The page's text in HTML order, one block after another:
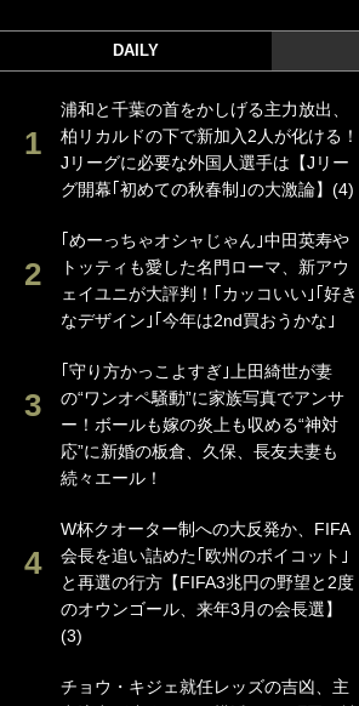
DAILY
浦和と千葉の首をかしげる主力放出、
柏リカルドの下で新加入2人が化ける！
Jリーグに必要な外国人選手は【Jリー
グ開幕｢初めての秋春制｣の大激論】(4)
｢めーっちゃオシャじゃん｣中田英寿や
トッティも愛した名門ローマ、新アウ
ェイユニが大評判！｢カッコいい｣｢好き
なデザイン｣｢今年は2nd買おうかな｣
｢守り方かっこよすぎ｣上田綺世が妻
の“ワンオペ騒動”に家族写真でアンサ
ー！ボールも嫁の炎上も収める“神対
応”に新婚の板倉、久保、長友夫妻も
続々エール！
W杯クオーター制への大反発か、FIFA
会長を追い詰めた｢欧州のボイコット｣
と再選の行方【FIFA3兆円の野望と2度
のオウンゴール、来年3月の会長選】
(3)
チョウ・キジェ就任レッズの吉凶、主